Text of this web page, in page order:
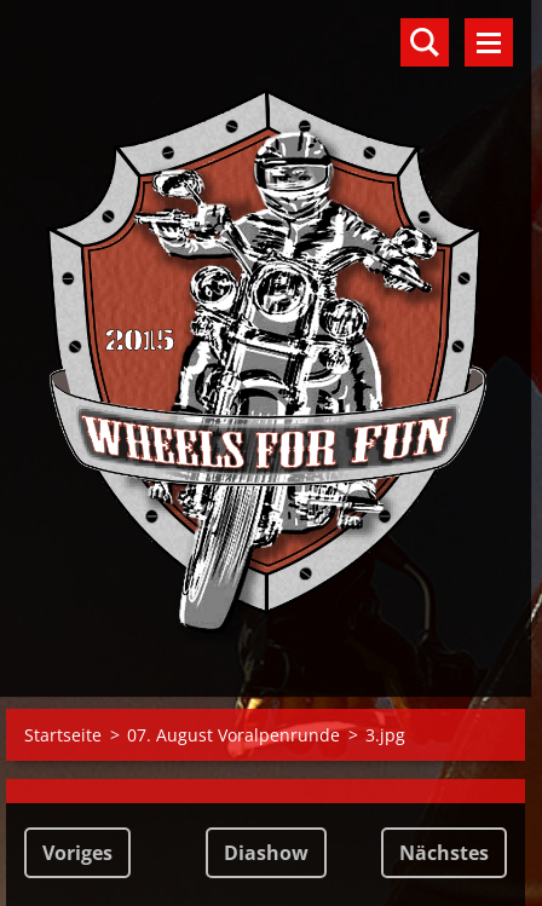
Startseite > 07. August Voralpenrunde > 3.jpg
Voriges Diashow Nächstes